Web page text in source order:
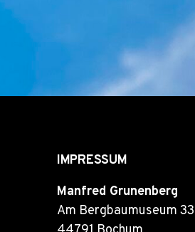
IMPRESSUM
Manfred Grunenberg
Am Bergbaumuseum